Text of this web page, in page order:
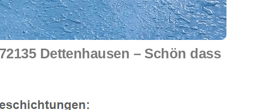
Dettenhausen – Schön dass